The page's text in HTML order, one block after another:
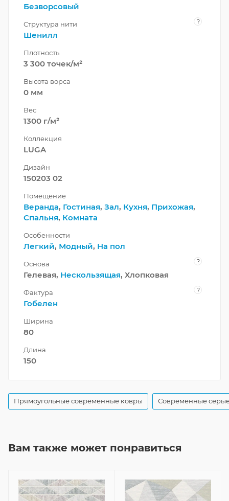
Безворсовый
Структура нити ?
Шенилл
Плотность
3 300 точек/м²
Высота ворса
0 мм
Вес
1300 г/м²
Коллекция
LUGA
Дизайн
150203 02
Помещение
Веранда, Гостиная, Зал, Кухня, Прихожая,
Спальня, Комната
Особенности
Легкий, Модный, На пол
Основа ?
Гелевая, Нескользящая, Хлопковая
Фактура ?
Гобелен
Ширина
80
Длина
150
Прямоугольные современные ковры Современные
Вам также может понравиться